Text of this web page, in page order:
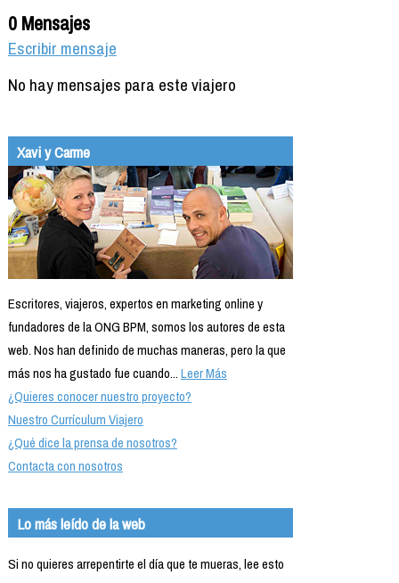
0 Mensajes
Escribir mensaje
No hay mensajes para este viajero
Xavi y Carme
Escritores, viajeros, expertos en marketing online y
fundadores de la ONG BPM, somos los autores de esta
web. Nos han definido de muchas maneras, pero la que
más nos ha gustado fue cuando...Leer Más
¿Quieres conocer nuestro proyecto?
Nuestro Currículum Viajero
¿Qué dice la prensa de nosotros?
Contacta con nosotros
Lo más leído de la web
Si no quieres arrepentirte el día que te mueras, lee esto